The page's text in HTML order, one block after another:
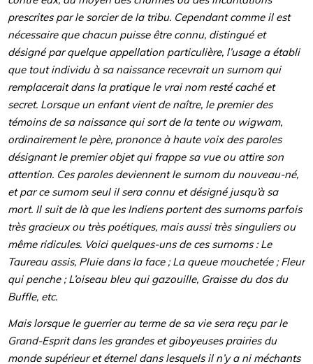
prescrites par le sorcier de la tribu. Cependant comme il est
nécessaire que chacun puisse être connu, distingué et
désigné par quelque appellation particulière, l’usage a établi
que tout individu à sa naissance recevrait un surnom qui
remplacerait dans la pratique le vrai nom resté caché et
secret. Lorsque un enfant vient de naître, le premier des
témoins de sa naissance qui sort de la tente ou wigwam,
ordinairement le père, prononce à haute voix des paroles
désignant le premier objet qui frappe sa vue ou attire son
attention. Ces paroles deviennent le surnom du nouveau-né,
et par ce surnom seul il sera connu et désigné jusqu’à sa
mort. Il suit de là que les Indiens portent des surnoms parfois
très gracieux ou très poétiques, mais aussi très singuliers ou
même ridicules. Voici quelques-uns de ces surnoms : Le
Taureau assis, Pluie dans la face ; La queue mouchetée ; Fleur
qui penche ; L’oiseau bleu qui gazouille, Graisse du dos du
Buffle, etc.
Mais lorsque le guerrier au terme de sa vie sera reçu par le
Grand-Esprit dans les grandes et giboyeuses prairies du
monde supérieur et éternel dans lesquels il n’y a ni méchants